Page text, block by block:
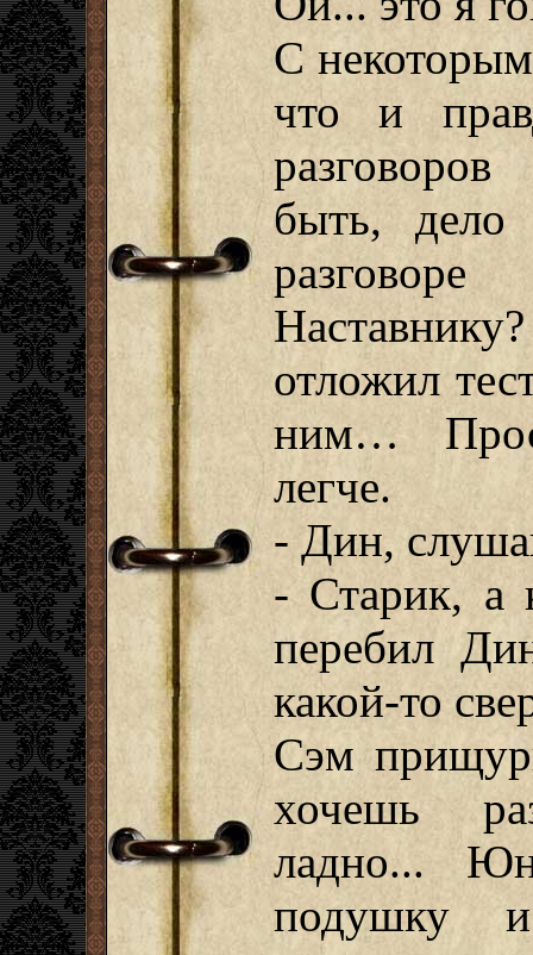
С
что и
быть,
отложил
ним…
легче.
- Дин,
- Старик, а
перебил
какой-то
Сэм
хочешь
ладно...
подушку